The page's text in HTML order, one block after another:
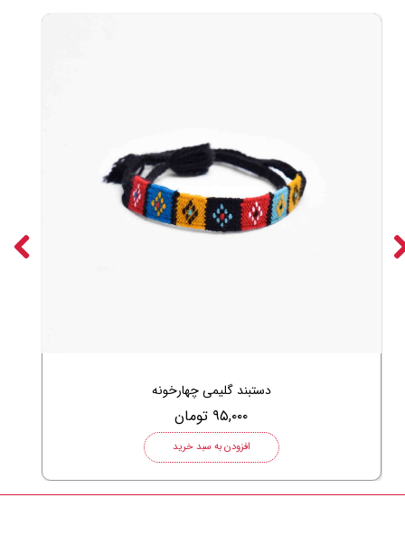
دستبند گلیمی چهارخونه
۹۵,۰۰۰ تومان
افزودن به سبد خرید